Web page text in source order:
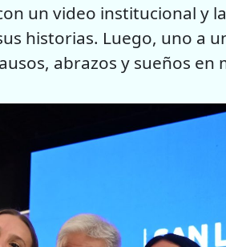
un video institucional y
historias. Luego, uno a
abrazos y sueños en